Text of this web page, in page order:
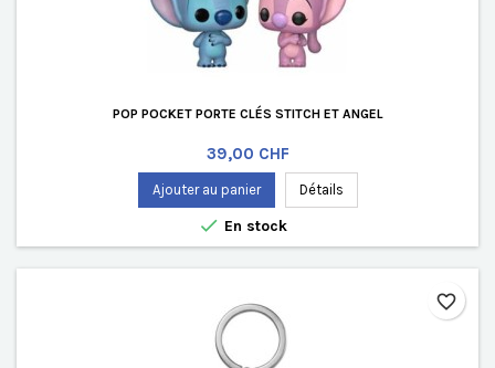
POP POCKET PORTE CLÉS STITCH ET ANGEL
Prix
39,00 CHF
Ajouter au panier Détails
 En stock
favorite_border